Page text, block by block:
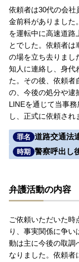
ご依頼者か
無料相談の
刑事事件につ
刑事事件デ
依頼者は30代の会社
金前科がありました
を運転中に高速道路
とでした。依頼者は
の場を立ち去りまし
知人に連絡し、身代
た。その後、依頼者
の、今後の処分や逮
LINEを通じて当事
し、正式に依頼され
罪名 道路交通法
時期 警察呼出し
弁護活動の内容
ご依頼いただいた時
り、事実関係に争
動は主に今後の取調
なりました。依頼者